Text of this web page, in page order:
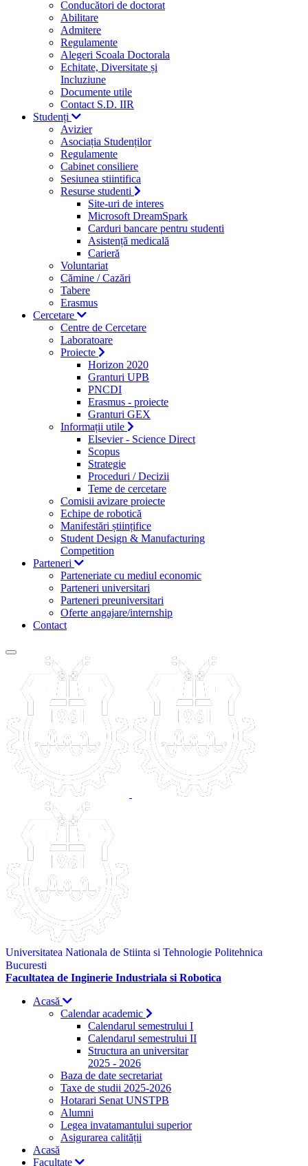
Conducători de doctorat
Abilitare
Admitere
Regulamente
Alegeri Scoala Doctorala
Echitate, Diversitate și
Incluziune
Documente utile
Contact S.D. IIR
Studenți
Avizier
Asociația Studenților
Regulamente
Cabinet consiliere
Sesiunea stiintifica
Resurse studenti
Site-uri de interes
Microsoft DreamSpark
Carduri bancare pentru studenti
Asistență medicală
Carieră
Voluntariat
Cămine / Cazări
Tabere
Erasmus
Cercetare
Centre de Cercetare
Laboratoare
Proiecte
Horizon 2020
Granturi UPB
PNCDI
Erasmus - proiecte
Granturi GEX
Informații utile
Elsevier - Science Direct
Scopus
Strategie
Proceduri / Decizii
Teme de cercetare
Comisii avizare proiecte
Echipe de robotică
Manifestări științifice
Student Design & Manufacturing
Competition
Parteneri
Parteneriate cu mediul economic
Parteneri universitari
Parteneri preuniversitari
Oferte angajare/internship
Contact
Universitatea Nationala de Stiinta si Tehnologie Politehnica
Bucuresti
Facultatea de Inginerie Industriala si Robotica
Acasă
Calendar academic
Calendarul semestrului I
Calendarul semestrului II
Structura an universitar
2025 - 2026
Baza de date secretariat
Taxe de studii 2025-2026
Hotarari Senat UNSTPB
Alumni
Legea invatamantului superior
Asigurarea calității
Acasă
Facultate